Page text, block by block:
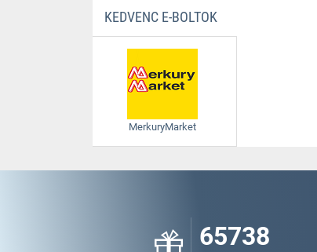
KEDVENC E-BOLTOK
MerkuryMarket
65738